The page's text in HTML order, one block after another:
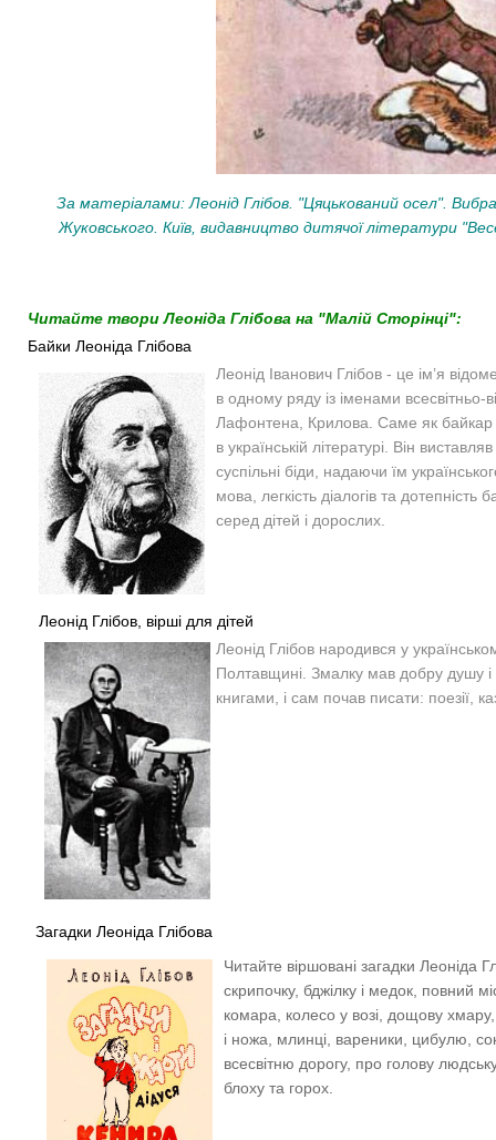
За матеріалами: Леонід Глібов. "Цяцькований осел".
Жуковського. Київ, видавництво дитячої літератури
Читайте твори Леоніда Глібова на "Малій Сторінці":
Байки Леоніда Глібова
Леонід Іванович Глібов - це ім’я
в одному ряду із іменами всесвітньо-
Лафонтена, Крилова. Саме як байкар
в українській літературі. Він
суспільні біди, надаючи їм
мова, легкість діалогів та
серед дітей і дорослих.
Леонід Глібов, вірші для дітей
Леонід Глібов народився у
Полтавщині. Змалку мав добру душу
книгами, і сам почав писати: поезії,
Загадки Леоніда Глібова
Читайте віршовані загадки Леоніда
скрипочку, бджілку і медок, повний
комара, колесо у возі, дощову
і ножа, млинці, вареники, цибулю,
всесвітню дорогу, про голову
блоху та горох.